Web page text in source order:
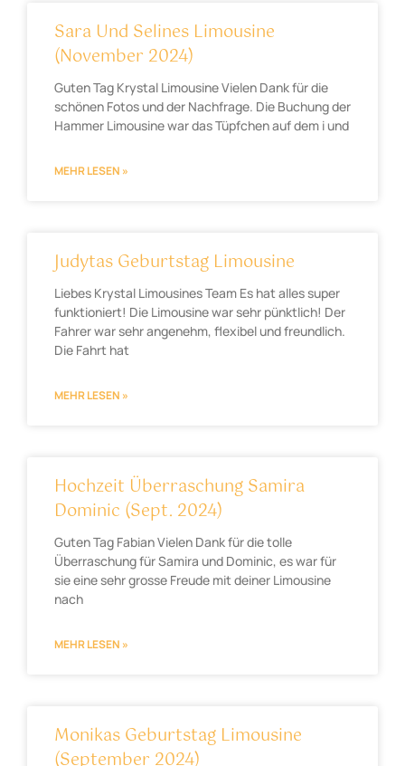
Sara Und Selines Limousine
(November 2024)
Guten Tag Krystal Limousine Vielen Dank für die
schönen Fotos und der Nachfrage. Die Buchung der
Hammer Limousine war das Tüpfchen auf dem i und
MEHR LESEN »
Judytas Geburtstag Limousine
Liebes Krystal Limousines Team Es hat alles super
funktioniert! Die Limousine war sehr pünktlich! Der
Fahrer war sehr angenehm, flexibel und freundlich.
Die Fahrt hat
MEHR LESEN »
Hochzeit Überraschung Samira
Dominic (Sept. 2024)
Guten Tag Fabian Vielen Dank für die tolle
Überraschung für Samira und Dominic, es war für
sie eine sehr grosse Freude mit deiner Limousine
nach
MEHR LESEN »
Monikas Geburtstag Limousine
(September 2024)